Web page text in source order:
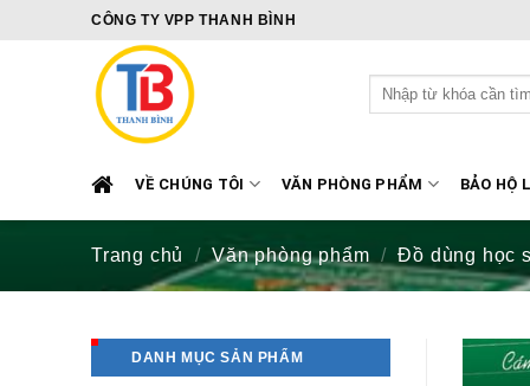
CÔNG TY VPP THANH BÌNH
Tìm
kiếm:
VỀ CHÚNG TÔI VĂN PHÒNG PHẨM BẢO HỘ
Trang chủ / Văn phòng phẩm / Đồ dùng học
DANH MỤC SẢN PHẨM